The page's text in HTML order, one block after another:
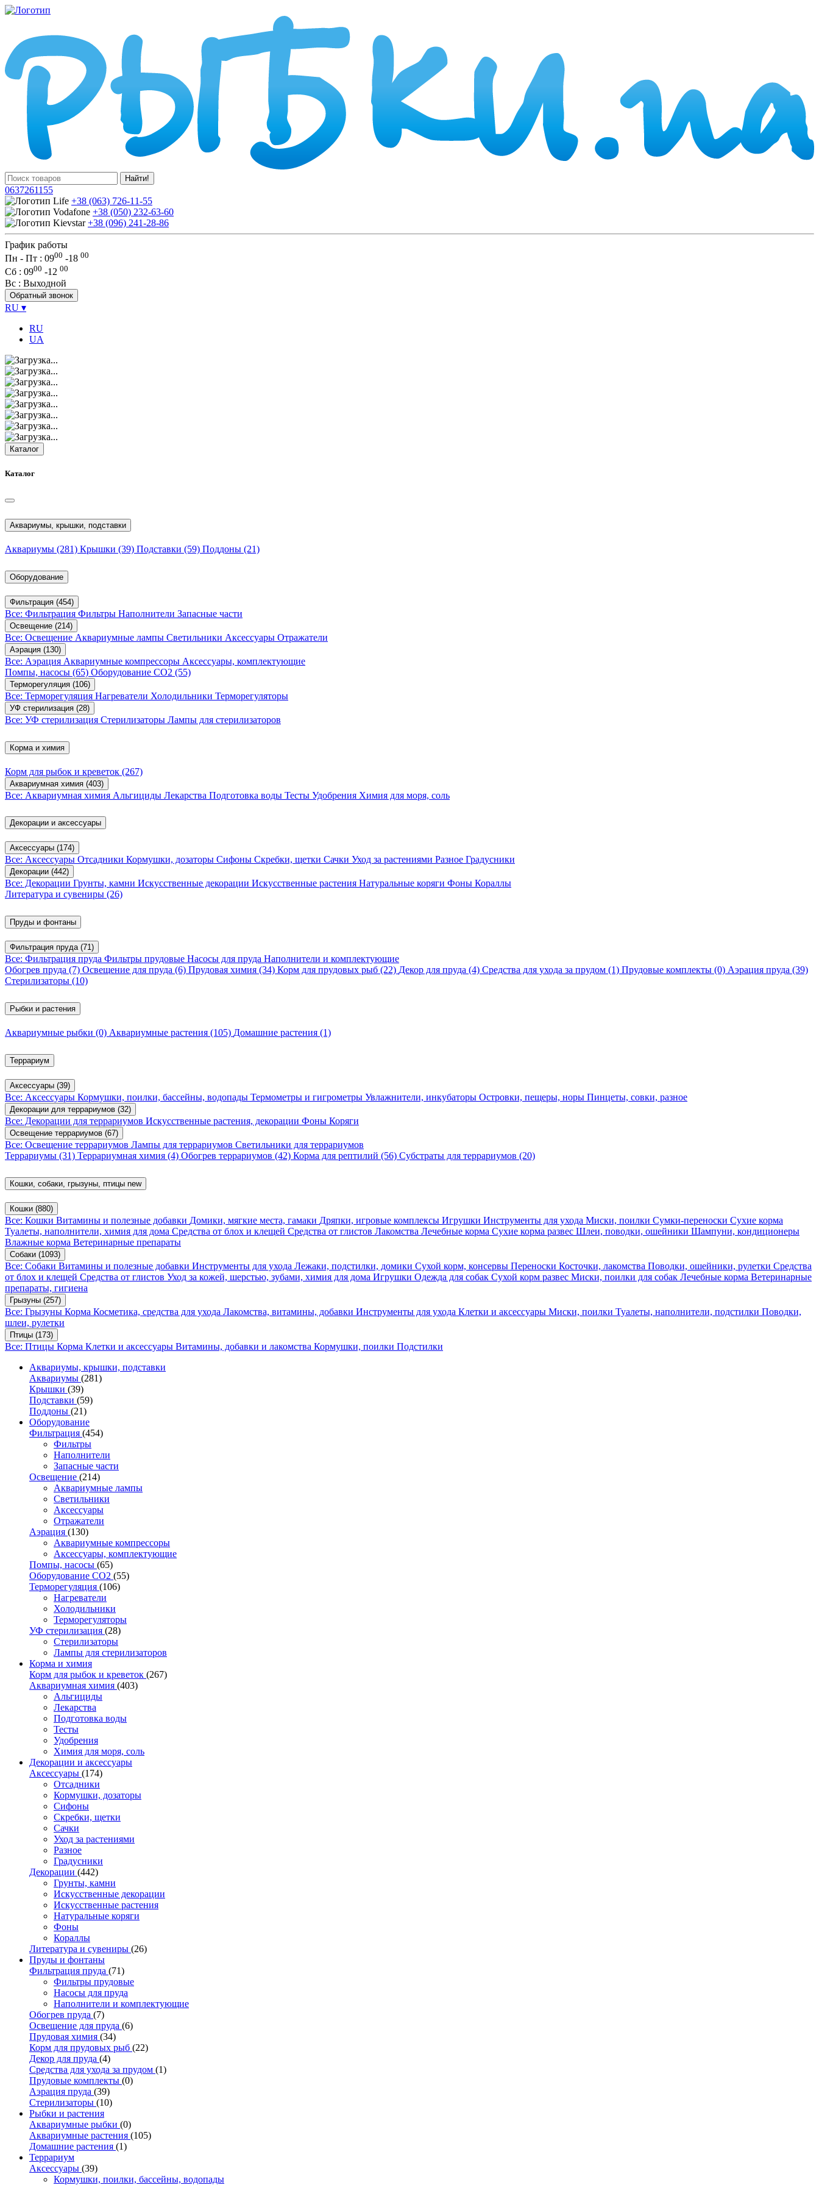
Найти!
0637261155
+38 (063) 726-11-55
+38 (050) 232-63-60
+38 (096) 241-28-86
График работы
Пн - Пт : 0900 -18 00
Сб : 0900 -12 00
Вс : Выходной
Обратный звонок
RU ▾
RU
UA
Каталог
Каталог
Аквариумы, крышки, подставки
Аквариумы (281) Крышки (39) Подставки (59) Поддоны (21)
Оборудование
Фильтрация (454)
Все: Фильтрация Фильтры Наполнители Запасные части
Освещение (214)
Все: Освещение Аквариумные лампы Светильники Аксессуары Отражатели
Аэрация (130)
Все: Аэрация Аквариумные компрессоры Аксессуары, комплектующие
Помпы, насосы (65) Оборудование CO2 (55)
Терморегуляция (106)
Все: Терморегуляция Нагреватели Холодильники Терморегуляторы
УФ стерилизация (28)
Все: УФ стерилизация Стерилизаторы Лампы для стерилизаторов
Корма и химия
Корм для рыбок и креветок (267)
Аквариумная химия (403)
Все: Аквариумная химия Альгициды Лекарства Подготовка воды Тесты Удобрения Химия для моря, соль
Декорации и аксессуары
Аксессуары (174)
Все: Аксессуары Отсадники Кормушки, дозаторы Сифоны Скребки, щетки Сачки Уход за растениями Разное Градусники
Декорации (442)
Все: Декорации Грунты, камни Искусственные декорации Искусственные растения Натуральные коряги Фоны Кораллы
Литература и сувениры (26)
Пруды и фонтаны
Фильтрация пруда (71)
Все: Фильтрация пруда Фильтры прудовые Насосы для пруда Наполнители и комплектующие
Обогрев пруда (7) Освещение для пруда (6) Прудовая химия (34) Корм для прудовых рыб (22) Декор для пруда (4) Средства для ухода за прудом (1) Прудовые комплекты (0) Аэрация пруда (39)
Стерилизаторы (10)
Рыбки и растения
Аквариумные рыбки (0) Аквариумные растения (105) Домашние растения (1)
Террариум
Аксессуары (39)
Все: Аксессуары Кормушки, поилки, бассейны, водопады Термометры и гигрометры Увлажнители, инкубаторы Островки, пещеры, норы Пинцеты, совки, разное
Декорации для террариумов (32)
Все: Декорации для террариумов Искусственные растения, декорации Фоны Коряги
Освещение террариумов (67)
Все: Освещение террариумов Лампы для террариумов Светильники для террариумов
Террариумы (31) Террариумная химия (4) Обогрев террариумов (42) Корма для рептилий (56) Субстраты для террариумов (20)
Кошки, собаки, грызуны, птицы new
Кошки (880)
Все: Кошки Витамины и полезные добавки Домики, мягкие места, гамаки Дряпки, игровые комплексы Игрушки Инструменты для ухода Миски, поилки Сумки-переноски Сухие корма
Туалеты, наполнители, химия для дома Средства от блох и клещей Средства от глистов Лакомства Лечебные корма Сухие корма развес Шлеи, поводки, ошейники Шампуни, кондиционеры
Влажные корма Ветеринарные препараты
Собаки (1093)
Все: Собаки Витамины и полезные добавки Инструменты для ухода Лежаки, подстилки, домики Сухой корм, консервы Переноски Косточки, лакомства Поводки, ошейники, рулетки Средства
от блох и клещей Средства от глистов Уход за кожей, шерстью, зубами, химия для дома Игрушки Одежда для собак Сухой корм развес Миски, поилки для собак Лечебные корма Ветеринарные
препараты, гигиена
Грызуны (257)
Все: Грызуны Корма Косметика, средства для ухода Лакомства, витамины, добавки Инструменты для ухода Клетки и аксессуары Миски, поилки Туалеты, наполнители, подстилки Поводки,
шлеи, рулетки
Птицы (173)
Все: Птицы Корма Клетки и аксессуары Витамины, добавки и лакомства Кормушки, поилки Подстилки
Аквариумы, крышки, подставки
Аквариумы (281)
Крышки (39)
Подставки (59)
Поддоны (21)
Оборудование
Фильтрация (454)
Фильтры
Наполнители
Запасные части
Освещение (214)
Аквариумные лампы
Светильники
Аксессуары
Отражатели
Аэрация (130)
Аквариумные компрессоры
Аксессуары, комплектующие
Помпы, насосы (65)
Оборудование CO2 (55)
Терморегуляция (106)
Нагреватели
Холодильники
Терморегуляторы
УФ стерилизация (28)
Стерилизаторы
Лампы для стерилизаторов
Корма и химия
Корм для рыбок и креветок (267)
Аквариумная химия (403)
Альгициды
Лекарства
Подготовка воды
Тесты
Удобрения
Химия для моря, соль
Декорации и аксессуары
Аксессуары (174)
Отсадники
Кормушки, дозаторы
Сифоны
Скребки, щетки
Сачки
Уход за растениями
Разное
Градусники
Декорации (442)
Грунты, камни
Искусственные декорации
Искусственные растения
Натуральные коряги
Фоны
Кораллы
Литература и сувениры (26)
Пруды и фонтаны
Фильтрация пруда (71)
Фильтры прудовые
Насосы для пруда
Наполнители и комплектующие
Обогрев пруда (7)
Освещение для пруда (6)
Прудовая химия (34)
Корм для прудовых рыб (22)
Декор для пруда (4)
Средства для ухода за прудом (1)
Прудовые комплекты (0)
Аэрация пруда (39)
Стерилизаторы (10)
Рыбки и растения
Аквариумные рыбки (0)
Аквариумные растения (105)
Домашние растения (1)
Террариум
Аксессуары (39)
Кормушки, поилки, бассейны, водопады